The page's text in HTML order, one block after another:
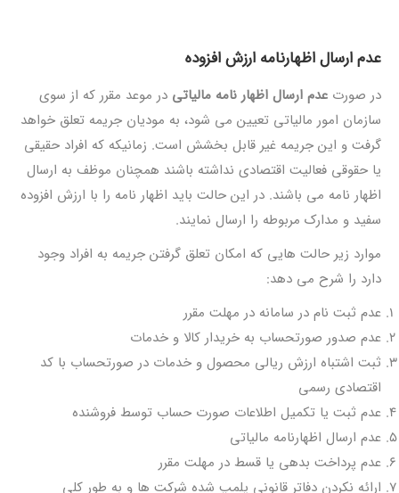
عدم ارسال اظهارنامه ارزش افزوده
در صورت عدم ارسال اظهار نامه مالیاتی در موعد مقرر که از سوی
سازمان امور مالیاتی تعیین می شود، به مودیان جریمه تعلق خواهد
گرفت و این جریمه غیر قابل بخشش است. زمانیکه که افراد حقیقی
یا حقوقی فعالیت اقتصادی نداشته باشند همچنان موظف به ارسال
اظهار نامه می باشند. در این حالت باید اظهار نامه را با ارزش افزوده
سفید و مدارک مربوطه را ارسال نمایند.
موارد زیر حالت هایی که امکان تعلق گرفتن جریمه به افراد وجود
دارد را شرح می دهد:
عدم ثبت نام در سامانه در مهلت مقرر
عدم صدور صورتحساب به خریدار کالا و خدمات
ثبت اشتباه ارزش ریالی محصول و خدمات در صورتحساب با کد
اقتصادی رسمی
عدم ثبت یا تکمیل اطلاعات صورت حساب توسط فروشنده
عدم ارسال اظهارنامه مالیاتی
عدم پرداخت بدهی یا قسط در مهلت مقرر
ارائه نکردن دفاتر قانونی پلمپ شده شرکت ها و به طور کلی